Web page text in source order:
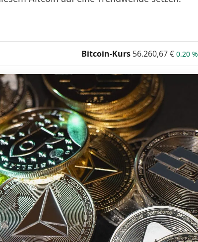
Bitcoin-Kurs 56.260,67€ 0.20 %